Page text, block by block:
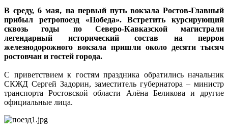
В среду, 6 мая, на первый путь вокзала Ростов-Главный
прибыл ретропоезд «Победа». Встретить курсирующий
сквозь годы по Северо-Кавказской магистрали
легендарный исторический состав на перрон
железнодорожного вокзала пришли около десяти тысяч
ростовчан и гостей города.
С приветствием к гостям праздника обратились начальник
СКЖД Сергей Задорин, заместитель губернатора – министр
транспорта Ростовской области Алёна Беликова и другие
официальные лица.